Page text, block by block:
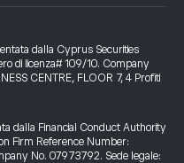
dalla Cyprus Securities
di licenza# 109/10. Company
CENTRE, FLOOR 7, 4 Profiti
dalla Financial Conduct Authority
Firm Reference Number:
No. 07973792. Sede legale: